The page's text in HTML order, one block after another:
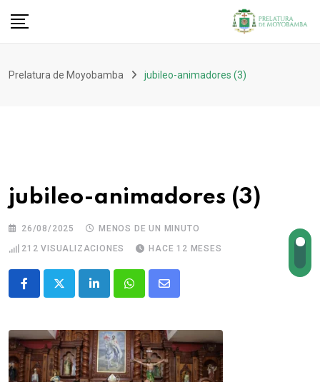
Prelatura de Moyobamba jubileo-animadores (3)
jubileo-animadores (3)
26/08/2025
MENOS DE UN MINUTO
212 VISUALIZACIONES HACE 12 MESES